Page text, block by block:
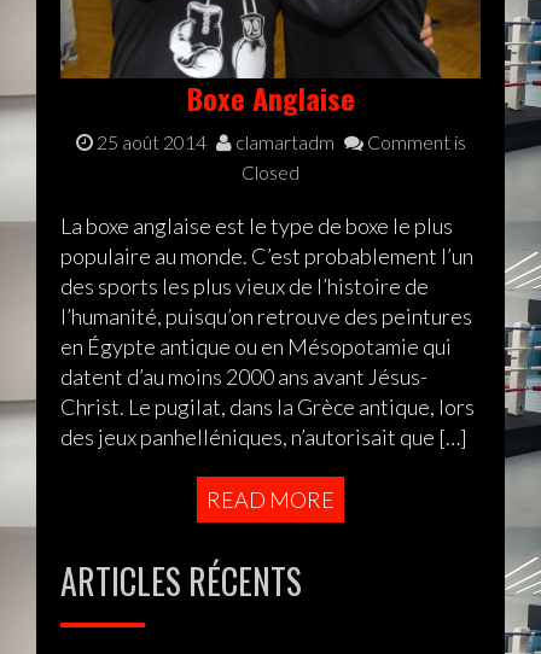
Boxe Anglaise
25 août 2014 clamartadm
Comment is
Closed
La boxe anglaise est le type de boxe le plus
populaire au monde. C’est probablement l’un
des sports les plus vieux de l’histoire de
l’humanité, puisqu’on retrouve des peintures
en Égypte antique ou en Mésopotamie qui
datent d’au moins 2000 ans avant Jésus-
Christ. Le pugilat, dans la Grèce antique, lors
des jeux panhelléniques, n’autorisait que […]
READ MORE
ARTICLES RÉCENTS